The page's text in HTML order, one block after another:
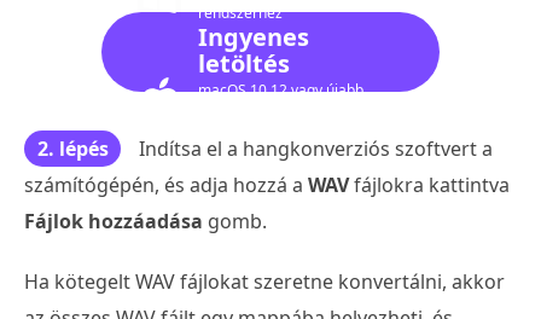
rendszerhez
Ingyenes
letöltés
macOS 10.12 vagy újabb
2. lépés
Indítsa el a hangkonverziós szoftvert a
számítógépén, és adja hozzá a WAVfájlokra kattintva
Fájlok hozzáadása gomb.
Ha kötegelt WAV fájlokat szeretne konvertálni, akkor